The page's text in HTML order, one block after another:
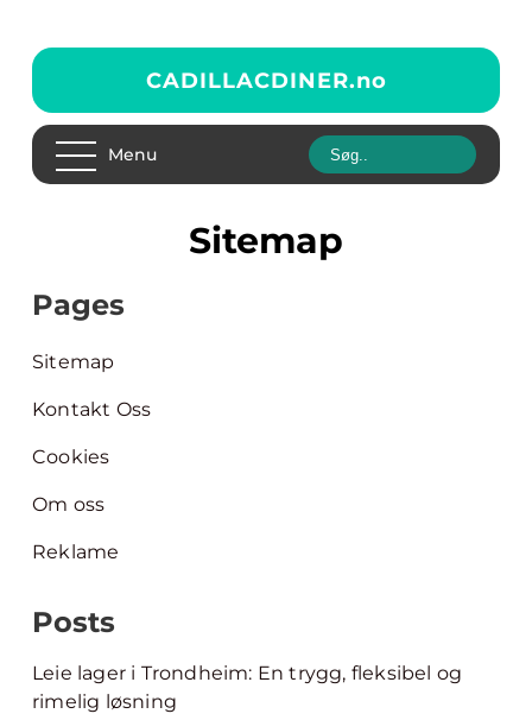
CADILLACDINER.no
Menu
Sitemap
Pages
Sitemap
Kontakt Oss
Cookies
Om oss
Reklame
Posts
Leie lager i Trondheim: En trygg, fleksibel og
rimelig løsning